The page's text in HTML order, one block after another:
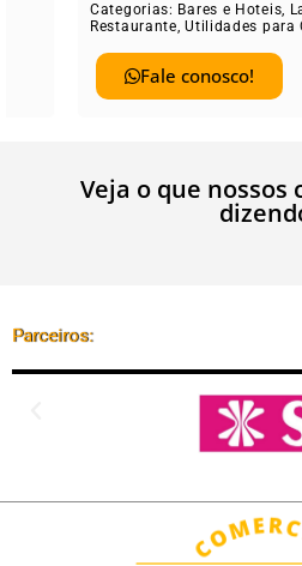
Categorias:Bares e Hoteis ,
Restaurante,Utilidades para Cozinha
Fale conosco!
Veja o que nossos
Parceiros: